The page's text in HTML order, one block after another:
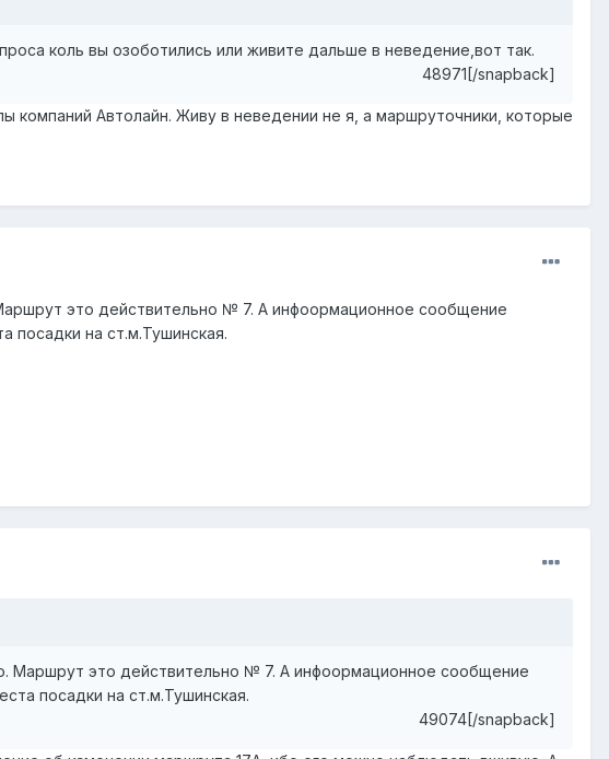
коль вы озоботились или живите дальше в неведение,вот так.
48971[/snapback]
компаний Автолайн. Живу в неведении не я, а маршруточники, которые
это действительно № 7. А инфоормационное сообщение
посадки на ст.м.Тушинская.
Маршрут это действительно № 7. А инфоормационное сообщение
посадки на ст.м.Тушинская.
49074[/snapback]